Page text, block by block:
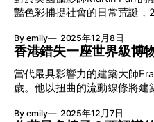
術裝置，以油漆及拼貼畫上
聯繫以及區內獨特的魅力，深
受優質生活原是如此近在咫尺
學生，以「快樂生活」為主
力，從每天經過
及佳節送禮清單中的Top Tier！ 佳節送暖！靠環保再生
物料 可持續發展一向是Patagonia的核心精神，今季男、女裝
的Fleece新作亦採用環保再生
Fleece背心外套款式更是不受
套！能否入選你的願望清單﹖ 另外三款外套更能針對不同環
境及氣候所需，男裝Isthmus
計，著用靈活性極造，至於
豔色彩捕捉社會的日常荒誕
他除了是人類觀察專員，鏡頭下還
真正模樣？ Martin Parr於1994、95年開始拍攝食物，偏好使
用閃光燈營造無情的光線，將
放大。拒絕以柔焦塑造出美
貌。早在2016年更推出作品集
主廚Fergus Henderson寫序言。 「我的職責就是揭露那
By emily 2025年12月8日
香港錯失一座世界級博
當代最具影響力的建築大師
歲。他以扭曲的流動線條將建
洲第一項住宅項目Opus及銘
By emily 2025年12月7日